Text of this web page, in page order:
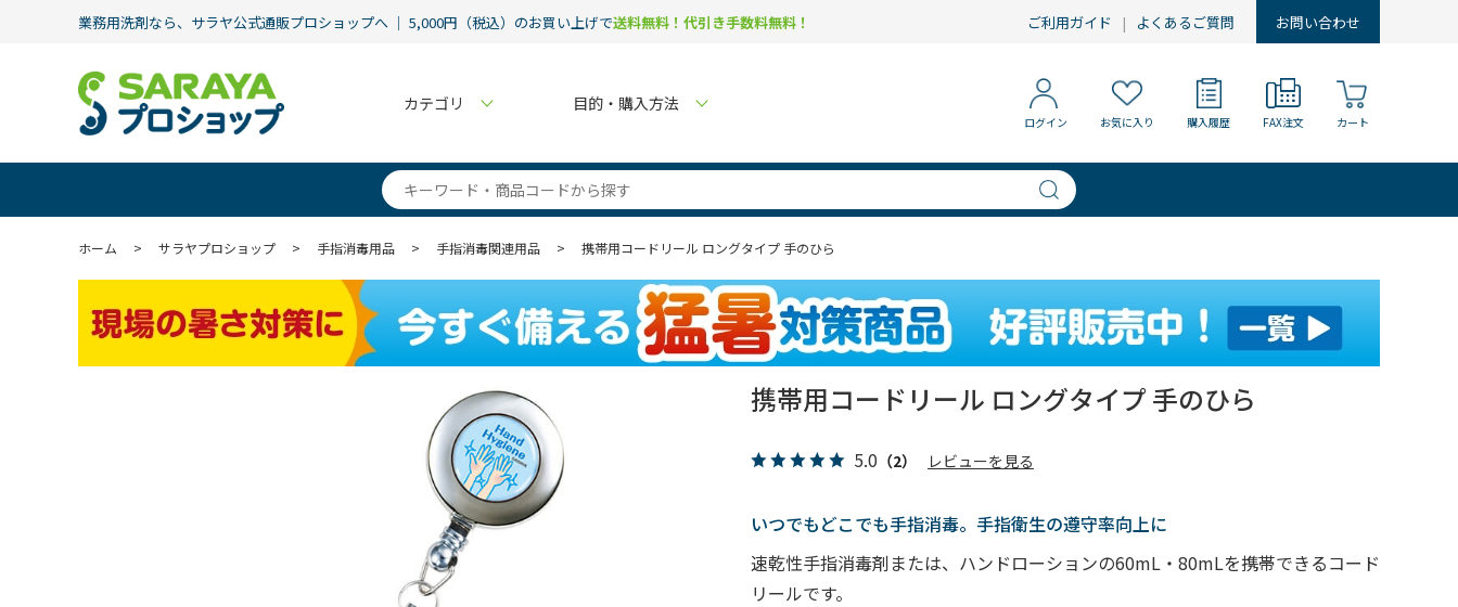
業務用洗剤なら、サラヤ公式通販プロショップへ ｜ 5,000円（税込）のお買い上げで送料無料！代引き手数料無料！ ご利用ガイド よくあるご質問 お問い合わせ
カテゴリ 目的・購入方法
ログイン お気に入り 購入履歴 FAX注文 カート
ホーム > サラヤプロショップ > 手指消毒用品 > 手指消毒関連用品 > 携帯用コードリール ロングタイプ 手のひら
携帯用コードリール ロングタイプ 手のひら
5.0 （2） レビューを見る
いつでもどこでも手指消毒。手指衛生の遵守率向上に
速乾性手指消毒剤または、ハンドローションの60mL・80mLを携帯できるコード
リールです。